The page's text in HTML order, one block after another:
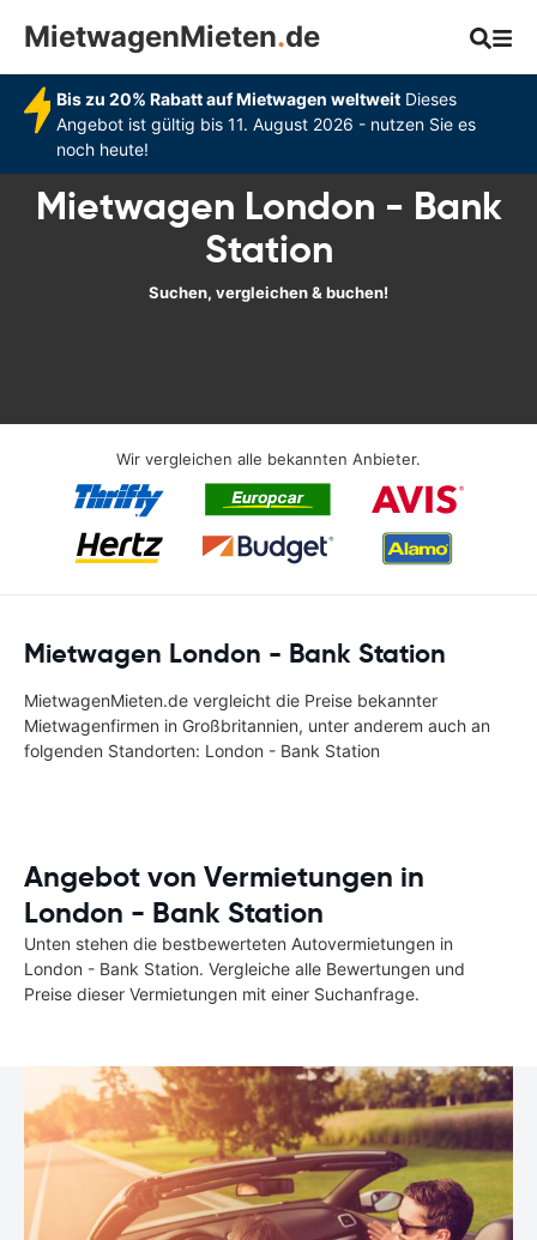
MietwagenMieten.de
Bis zu 20% Rabatt auf Mietwagen weltweitDieses
Angebot ist gültig bis 11. August 2026 - nutzen Sie es
noch heute!
Mietwagen London - Bank
Station
Suchen, vergleichen & buchen!
Wir vergleichen alle bekannten Anbieter.
Mietwagen London - Bank Station
MietwagenMieten.de vergleicht die Preise bekannter
Mietwagenfirmen in Großbritannien, unter anderem auch an
folgenden Standorten: London - Bank Station
Angebot von Vermietungen in
London - Bank Station
Unten stehen die bestbewerteten Autovermietungen in
London - Bank Station. Vergleiche alle Bewertungen und
Preise dieser Vermietungen mit einer Suchanfrage.